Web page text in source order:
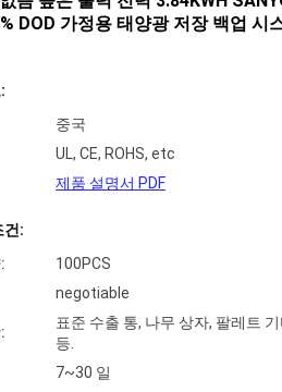
DOD 가정용 태양광 저장 백업 시
중국
UL, CE, ROHS, etc
제품 설명서 PDF
건:
100PCS
negotiable
표준 수출 통, 나무 상자, 팔레트
등.
7~30 일